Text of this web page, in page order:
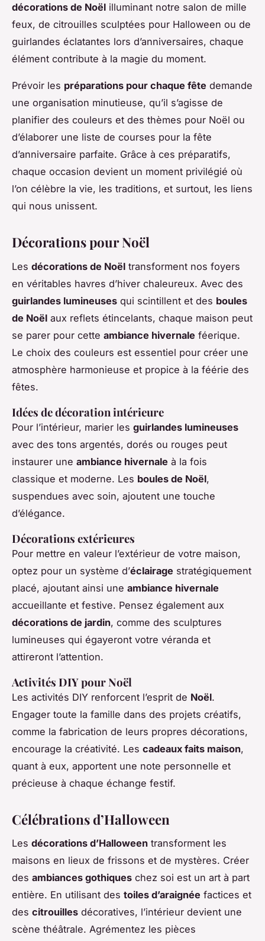
décorations de Noël illuminant notre salon de mille
feux, de citrouilles sculptées pour Halloween ou de
guirlandes éclatantes lors d’anniversaires, chaque
élément contribute à la magie du moment.
Prévoir les préparations pour chaque fête demande
une organisation minutieuse, qu’il s’agisse de
planifier des couleurs et des thèmes pour Noël ou
d’élaborer une liste de courses pour la fête
d’anniversaire parfaite. Grâce à ces préparatifs,
chaque occasion devient un moment privilégié où
l’on célèbre la vie, les traditions, et surtout, les liens
qui nous unissent.
Décorations pour Noël
Les décorations de Noël transforment nos foyers
en véritables havres d’hiver chaleureux. Avec des
guirlandes lumineuses qui scintillent et des boules
de Noël aux reflets étincelants, chaque maison peut
se parer pour cette ambiance hivernale féerique.
Le choix des couleurs est essentiel pour créer une
atmosphère harmonieuse et propice à la féérie des
fêtes.
Idées de décoration intérieure
Pour l’intérieur, marier les guirlandes lumineuses
avec des tons argentés, dorés ou rouges peut
instaurer une ambiance hivernale à la fois
classique et moderne. Les boules de Noël,
suspendues avec soin, ajoutent une touche
d’élégance.
Décorations extérieures
Pour mettre en valeur l’extérieur de votre maison,
optez pour un système d’éclairage stratégiquement
placé, ajoutant ainsi une ambiance hivernale
accueillante et festive. Pensez également aux
décorations de jardin, comme des sculptures
lumineuses qui égayeront votre véranda et
attireront l’attention.
Activités DIY pour Noël
Les activités DIY renforcent l’esprit de Noël.
Engager toute la famille dans des projets créatifs,
comme la fabrication de leurs propres décorations,
encourage la créativité. Les cadeaux faits maison,
quant à eux, apportent une note personnelle et
précieuse à chaque échange festif.
Célébrations d’Halloween
Les décorations d’Halloween transforment les
maisons en lieux de frissons et de mystères. Créer
des ambiances gothiques chez soi est un art à part
entière. En utilisant des toiles d’araignée factices et
des citrouilles décoratives, l’intérieur devient une
scène théâtrale. Agrémentez les pièces